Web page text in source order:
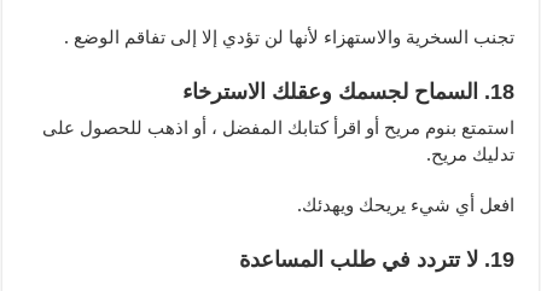
تجنب السخرية والاستهزاء لأنها لن تؤدي إلا إلى تفاقم الوضع .
18. السماح لجسمك وعقلك الاسترخاء
استمتع بنوم مريح أو اقرأ كتابك المفضل ، أو اذهب للحصول على
تدليك مريح.
افعل أي شيء يريحك ويهدئك.
19. لا تتردد في طلب المساعدة